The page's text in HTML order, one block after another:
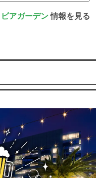
ビアガーデン情報を見る